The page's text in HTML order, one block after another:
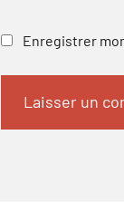
Enregistrer